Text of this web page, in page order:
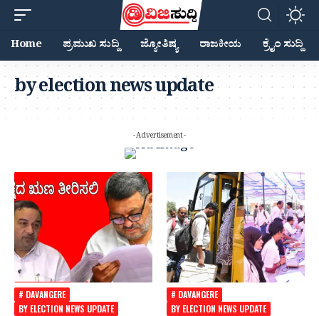
Home ಪ್ರಮುಖ ಸುದ್ದಿ ಜ್ಯೋತಿಷ್ಯ ರಾಜಕೀಯ ಕ್ರೈಂ ಸುದ್ದಿ
by election news update
- Advertisement -
# DAVANGERE
BY ELECTION NEWS UPDATE
# DAVANGERE
BY ELECTION NEWS UPDATE